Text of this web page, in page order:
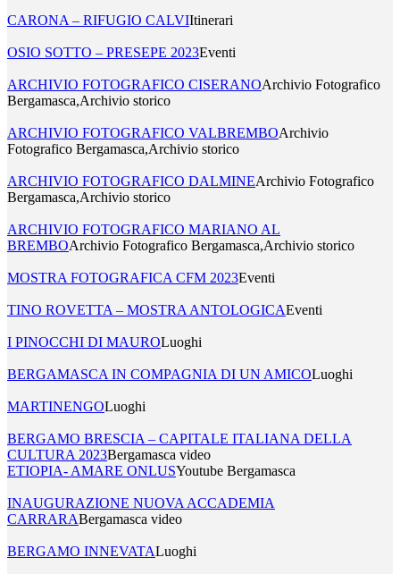
CARONA – RIFUGIO CALVIItinerari
OSIO SOTTO – PRESEPE 2023Eventi
ARCHIVIO FOTOGRAFICO CISERANOArchivio Fotografico
Bergamasca,Archivio storico
ARCHIVIO FOTOGRAFICO VALBREMBOArchivio
Fotografico Bergamasca,Archivio storico
ARCHIVIO FOTOGRAFICO DALMINEArchivio Fotografico
Bergamasca,Archivio storico
ARCHIVIO FOTOGRAFICO MARIANO AL
BREMBOArchivio Fotografico Bergamasca,Archivio storico
MOSTRA FOTOGRAFICA CFM 2023Eventi
TINO ROVETTA – MOSTRA ANTOLOGICAEventi
I PINOCCHI DI MAUROLuoghi
BERGAMASCA IN COMPAGNIA DI UN AMICOLuoghi
MARTINENGOLuoghi
BERGAMO BRESCIA – CAPITALE ITALIANA DELLA
CULTURA 2023Bergamasca video
ETIOPIA- AMARE ONLUSYoutube Bergamasca
INAUGURAZIONE NUOVA ACCADEMIA
CARRARABergamasca video
BERGAMO INNEVATALuoghi